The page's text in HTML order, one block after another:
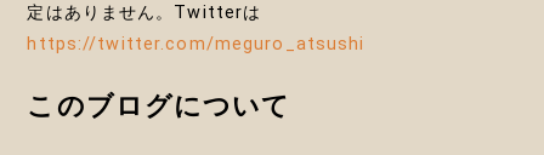
定はありません。Twitterは
https://twitter.com/meguro_atsushi
このブログについて